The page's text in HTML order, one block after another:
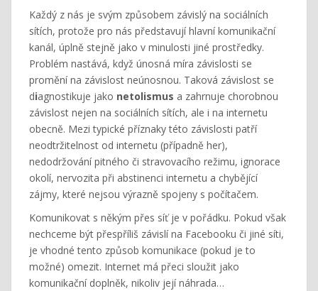
Každý z nás je svým způsobem závislý na sociálních
sítích, protože pro nás představují hlavní komunikační
kanál, úplně stejně jako v minulosti jiné prostředky.
Problém nastává, když únosná míra závislosti se
promění na závislost neúnosnou. Taková závislost se
diagnostikuje jako netolismus a zahrnuje chorobnou
závislost nejen na sociálních sítích, ale i na internetu
obecně. Mezi typické příznaky této závislosti patří
neodtržitelnost od internetu (případně her),
nedodržování pitného či stravovacího režimu, ignorace
okolí, nervozita při abstinenci internetu a chybějící
zájmy, které nejsou výrazně spojeny s počítačem.
Komunikovat s někým přes síť je v pořádku. Pokud však
nechceme být přespříliš závislí na Facebooku či jiné síti,
je vhodné tento způsob komunikace (pokud je to
možné) omezit. Internet má přeci sloužit jako
komunikační doplněk, nikoliv její náhrada…